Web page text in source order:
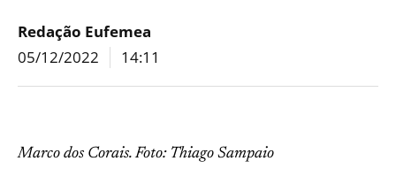
Redação Eufemea
05/12/2022
14:11
Marco dos Corais. Foto: Thiago Sampaio